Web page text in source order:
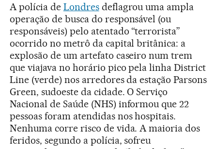
A polícia de Londresdeflagrou uma ampla
operação de busca do responsável (ou
responsáveis) pelo atentado “terrorista”
ocorrido no metrô da capital britânica: a
explosão de um artefato caseiro num trem
que viajava no horário pico pela linha District
Line (verde) nos arredores da estação Parsons
Green, sudoeste da cidade. O Serviço
Nacional de Saúde (NHS) informou que 22
pessoas foram atendidas nos hospitais.
Nenhuma corre risco de vida. A maioria dos
feridos, segundo a polícia, sofreu